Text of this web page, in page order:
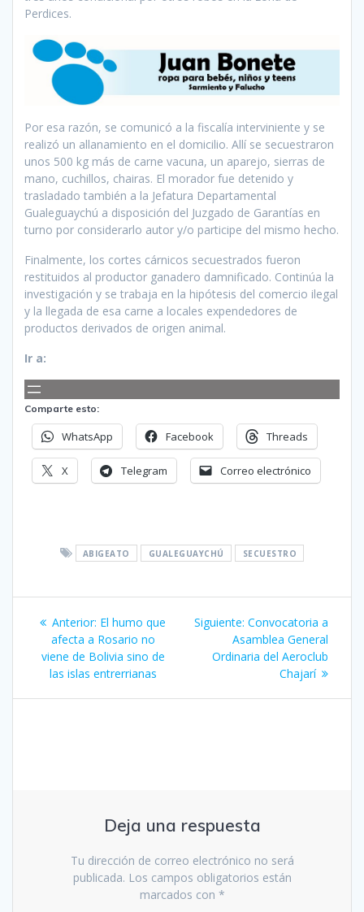
Perdices.
Por esa razón, se comunicó a la fiscalía interviniente y se
realizó un allanamiento en el domicilio. Allí se secuestraron
unos 500 kg más de carne vacuna, un aparejo, sierras de
mano, cuchillos, chairas. El morador fue detenido y
trasladado también a la Jefatura Departamental
Gualeguaychú a disposición del Juzgado de Garantías en
turno por considerarlo autor y/o participe del mismo hecho.
Finalmente, los cortes cárnicos secuestrados fueron
restituidos al productor ganadero damnificado. Continúa la
investigación y se trabaja en la hipótesis del comercio ilegal
y la llegada de esa carne a locales expendedores de
productos derivados de origen animal.
Ir a:
Comparte esto:
WhatsApp Facebook Threads
X Telegram Correo electrónico
ABIGEATO GUALEGUAYCHÚ SECUESTRO
Navegación
de
entradas
Anterior: Entrada
anterior:
El humo que
afecta a Rosario no
viene de Bolivia sino de
las islas entrerrianas
Siguiente: Siguiente
entrada:
Convocatoria a
Asamblea General
Ordinaria del Aeroclub
Chajarí
Deja una respuesta
Tu dirección de correo electrónico no será
publicada. Los campos obligatorios están
marcados con *